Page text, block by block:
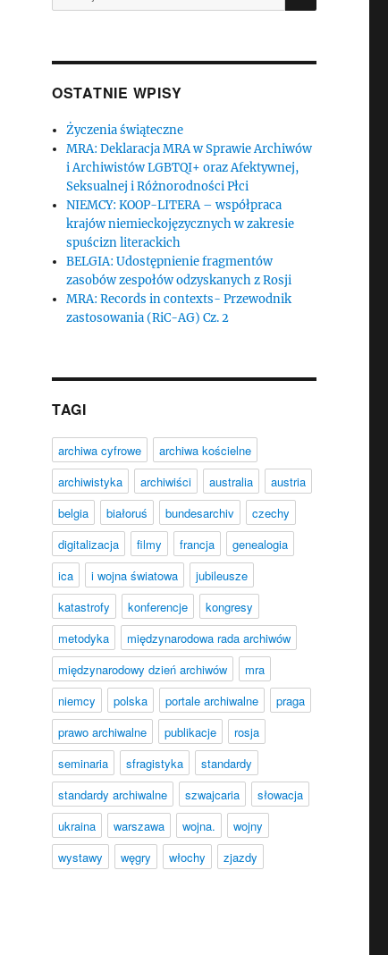
OSTATNIE WPISY
Życzenia świąteczne
MRA: Deklaracja MRA w Sprawie Archiwów
i Archiwistów LGBTQI+ oraz Afektywnej,
Seksualnej i Różnorodności Płci
NIEMCY: KOOP-LITERA – współpraca
krajów niemieckojęzycznych w zakresie
spuścizn literackich
BELGIA: Udostępnienie fragmentów
zasobów zespołów odzyskanych z Rosji
MRA: Records in contexts- Przewodnik
zastosowania (RiC-AG) Cz. 2
TAGI
archiwa cyfrowe
archiwa kościelne
archiwistyka
archiwiści australia
austria
belgia
białoruś bundesarchiv
czechy
digitalizacja
filmy francja
genealogia
ica
i wojna światowa
jubileusze
katastrofy
konferencje
kongresy
metodyka
międzynarodowa rada archiwów
międzynarodowy dzień archiwów
mra
niemcy
polska portale archiwalne
praga
prawo archiwalne
publikacje
rosja
seminaria
sfragistyka
standardy
standardy archiwalne
szwajcaria
słowacja
ukraina
warszawa wojna.
wojny
wystawy
węgry włochy zjazdy